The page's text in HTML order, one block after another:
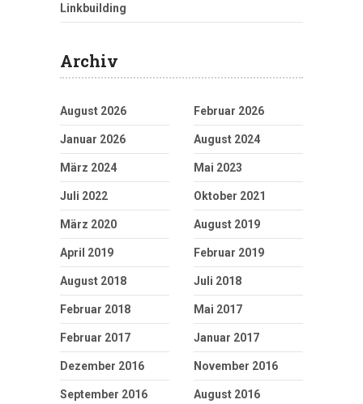
Linkbuilding
Archiv
August 2026 Februar 2026
Januar 2026 August 2024
März 2024 Mai 2023
Juli 2022 Oktober 2021
März 2020 August 2019
April 2019 Februar 2019
August 2018 Juli 2018
Februar 2018 Mai 2017
Februar 2017 Januar 2017
Dezember 2016 November 2016
September 2016 August 2016